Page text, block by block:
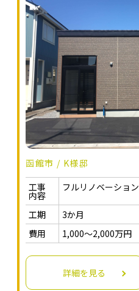
函館市 / K様邸
工事
内容
フルリノベーション
工期
3か月
費用
1,000～2,000万円
詳細を見る